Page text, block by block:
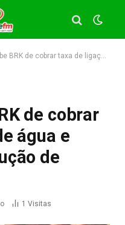
taxa de ligação de água e determina devolução de valores pagos
de cobrar
água e
de
1 Visitas